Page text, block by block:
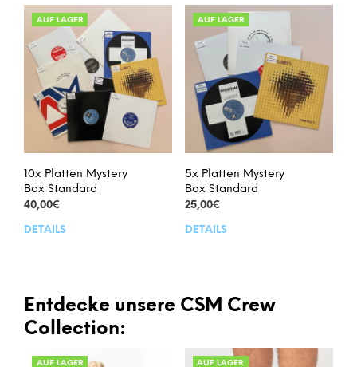
mehrere
Varianten
Optionen
können
Produktseite
gewählt
werden
AUF LAGER
10x Platten Mystery
Box Standard
40,00€
DETAILS
Dieses
Varianten
AUF LAGER
5x Platten Mystery
Box Standard
25,00€
DETAILS
Entdecke unsere CSM Crew
Collection:
AUF LAGER AUF LAGER